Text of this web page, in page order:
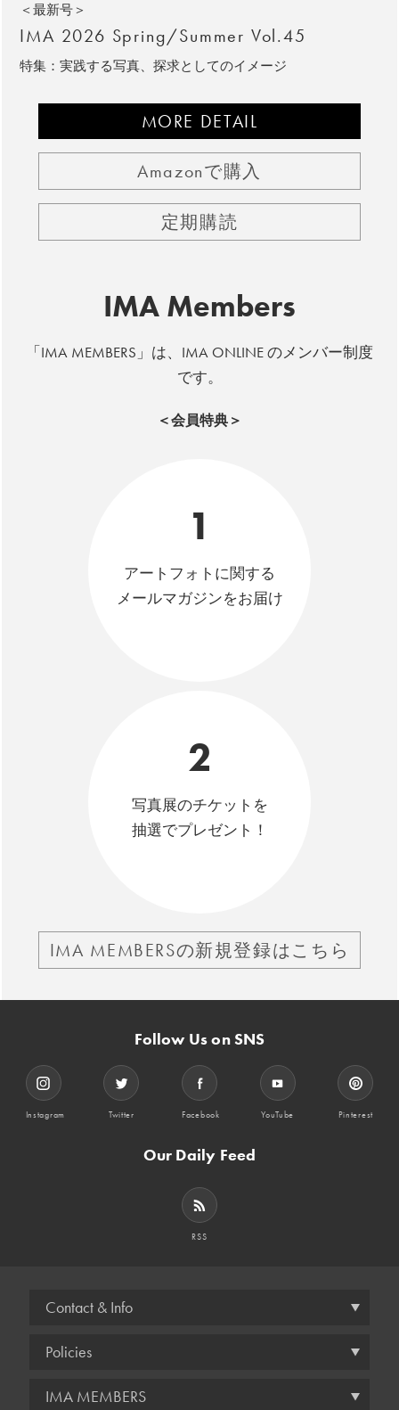
＜最新号＞
IMA 2026 Spring/Summer Vol.45
特集：実践する写真、探求としてのイメージ
MORE DETAIL
Amazonで購入
定期購読
IMA Members
「IMA MEMBERS」は、IMA ONLINE のメンバー制度
です。
＜会員特典＞
1
アートフォトに関する
メールマガジンをお届け
2
写真展のチケットを
抽選でプレゼント！
IMA MEMBERSの新規登録はこちら
Follow Us on SNS
Instagram Twitter Facebook YouTube Pinterest
Our Daily Feed
RSS
Contact & Info
Policies
IMA MEMBERS